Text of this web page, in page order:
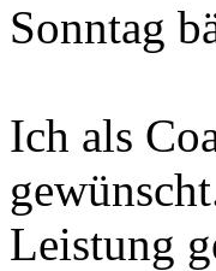
Sonntag
Ich als
Leistung